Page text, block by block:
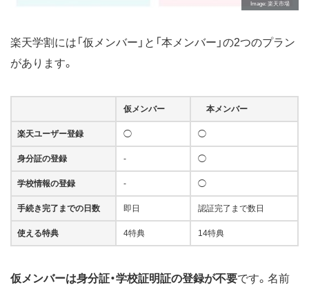
Image 楽天市場
楽天学割には「仮メンバー」と「本メンバー」の2つのプラン
があります。
仮メンバー 本メンバー
楽天ユーザー登録 ◯ ◯
身分証の登録 - ◯
学校情報の登録 - ◯
手続き完了までの日数 即日 認証完了まで数日
使える特典 4特典 14特典
仮メンバーは身分証・学校証明証の登録が不要です。名前